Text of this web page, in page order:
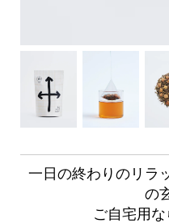
一日の終わりのリラ
の
ご自宅用